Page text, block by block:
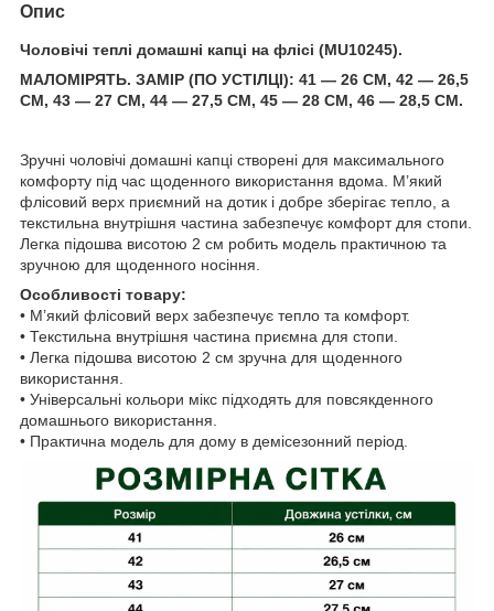
Опис
Чоловічі теплі домашні капці на флісі (MU10245).
МАЛОМІРЯТЬ. ЗАМІР (ПО УСТІЛЦІ): 41 — 26 СМ, 42 — 26,5
СМ, 43 — 27 СМ, 44 — 27,5 СМ, 45 — 28 СМ, 46 — 28,5 СМ.
Зручні чоловічі домашні капці створені для максимального
комфорту під час щоденного використання вдома. М’який
флісовий верх приємний на дотик і добре зберігає тепло, а
текстильна внутрішня частина забезпечує комфорт для стопи.
Легка підошва висотою 2 см робить модель практичною та
зручною для щоденного носіння.
Особливості товару:
• М’який флісовий верх забезпечує тепло та комфорт.
• Текстильна внутрішня частина приємна для стопи.
• Легка підошва висотою 2 см зручна для щоденного
використання.
• Універсальні кольори мікс підходять для повсякденного
домашнього використання.
• Практична модель для дому в демісезонний період.